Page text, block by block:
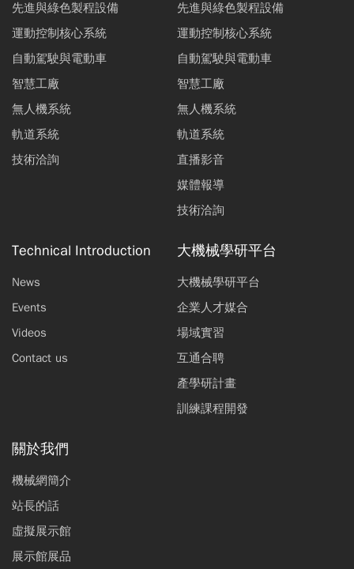
先進與綠色製程設備
運動控制核心系統
自動駕駛與電動車
智慧工廠
無人機系統
軌道系統
技術洽詢
先進與綠色製程設備
運動控制核心系統
自動駕駛與電動車
智慧工廠
無人機系統
軌道系統
直播影音
媒體報導
技術洽詢
Technical Introduction
News
Events
Videos
Contact us
大機械學研平台
大機械學研平台
企業人才媒合
場域實習
互通合聘
產學研計畫
訓練課程開發
關於我們
機械網簡介
站長的話
虛擬展示館
展示館展品